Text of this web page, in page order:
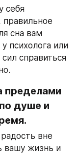
себя
правильное
сна вам
психолога или
справиться
пределами
душе и
вне
вашу жизнь и